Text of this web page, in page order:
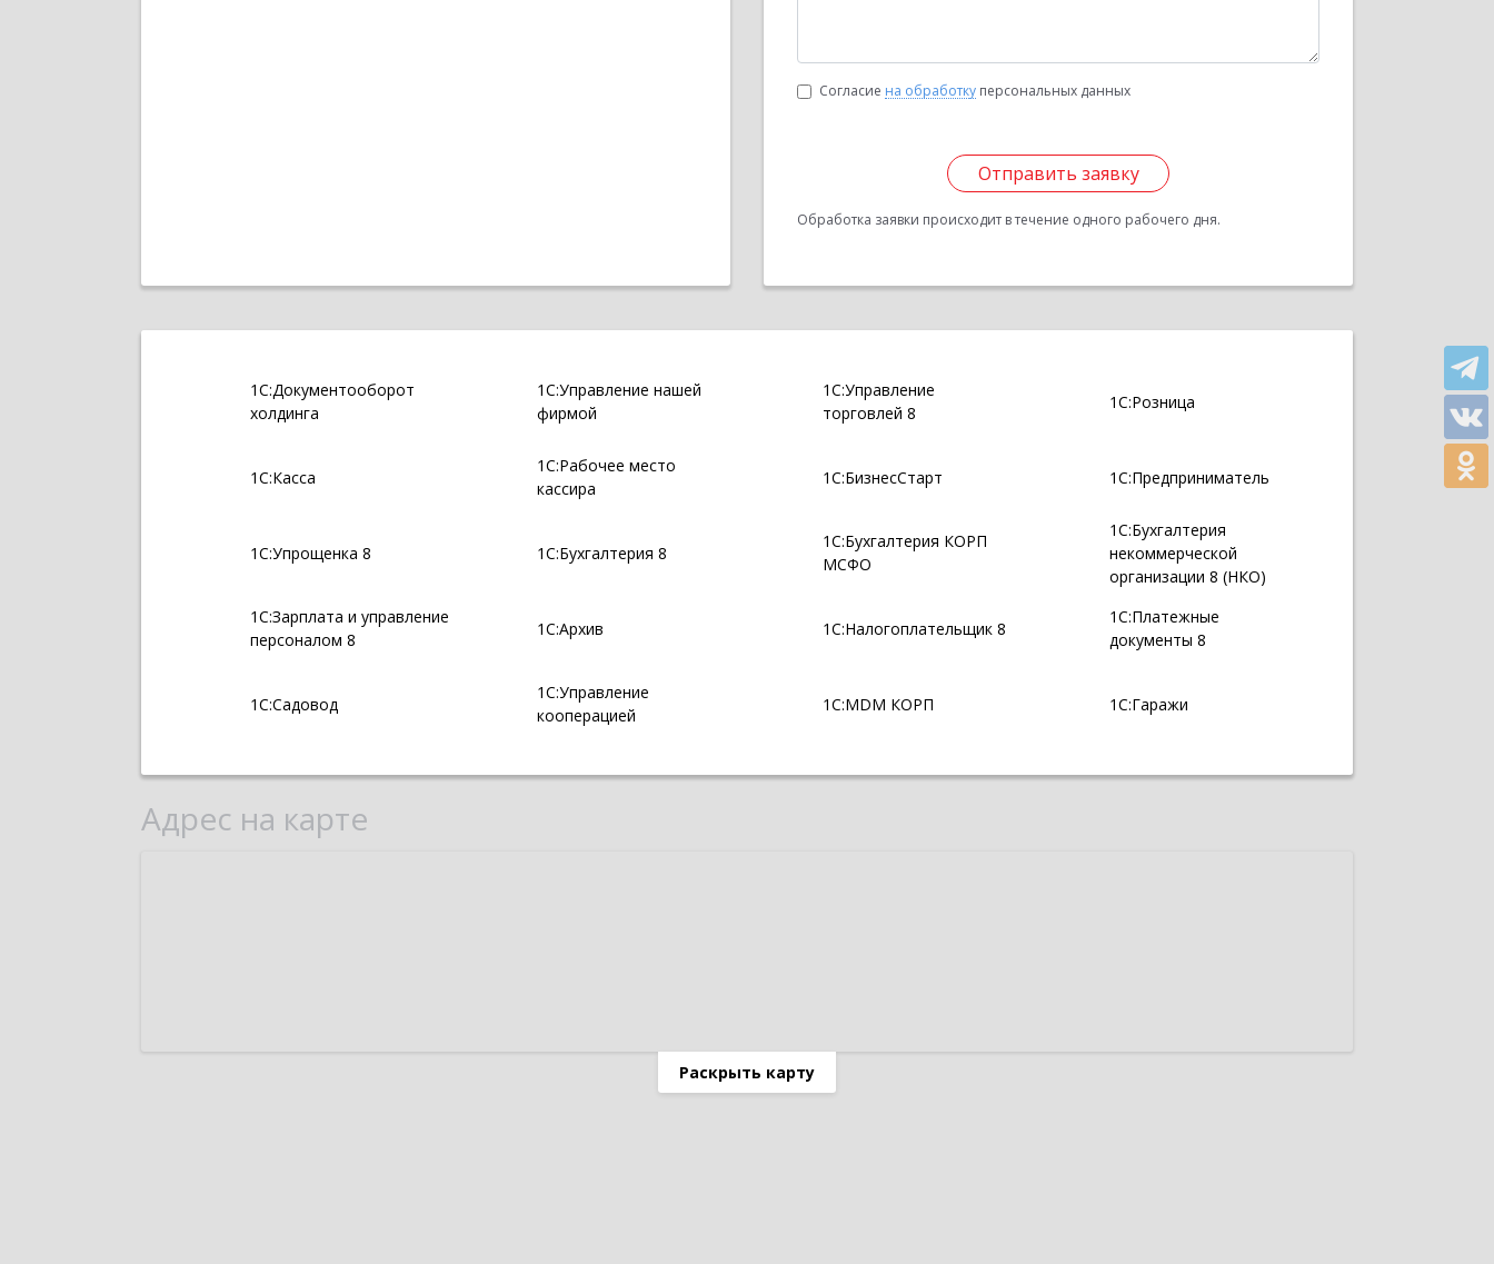
Согласие на обработку персональных данных
Отправить заявку
Обработка заявки происходит в течение одного рабочего дня.
1С:Документооборот
холдинга
1С:Управление нашей
фирмой
1С:Управление
торговлей 8
1С:Розница
1С:Касса
1С:Рабочее место
кассира
1С:БизнесСтарт 1С:Предприниматель
1С:Упрощенка 8 1С:Бухгалтерия 8
1С:Бухгалтерия КОРП
МСФО
1С:Бухгалтерия
некоммерческой
организации 8 (НКО)
1С:Зарплата и управление
персоналом 8
1С:Архив 1С:Налогоплательщик 8
1С:Платежные
документы 8
1С:Садовод
1С:Управление
кооперацией
1С:MDM КОРП 1С:Гаражи
Адрес на карте
Раскрыть карту